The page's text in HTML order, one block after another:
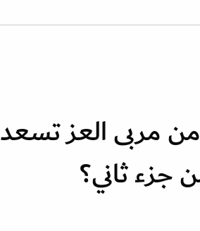
من مربى العز تسعد
جزء ثاني؟